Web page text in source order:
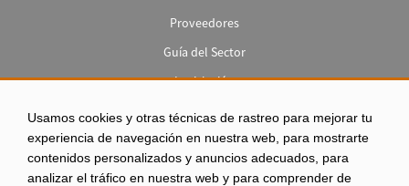
Usamos cookies y otras técnicas de rastreo para mejorar tu
experiencia de navegación en nuestra web, para mostrarte
contenidos personalizados y anuncios adecuados, para
analizar el tráfico en nuestra web y para comprender de
Proveedores
Guía del Sector
Legislación
Empleo